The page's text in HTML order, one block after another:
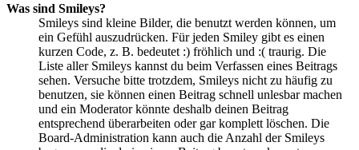
Was sind Smileys?
Smileys sind kleine Bilder, die benutzt werden können, um
ein Gefühl auszudrücken. Für jeden Smiley gibt es einen
kurzen Code, z. B. bedeutet :) fröhlich und :( traurig. Die
Liste aller Smileys kannst du beim Verfassen eines Beitrags
sehen. Versuche bitte trotzdem, Smileys nicht zu häufig zu
benutzen, sie können einen Beitrag schnell unlesbar machen
und ein Moderator könnte deshalb deinen Beitrag
entsprechend überarbeiten oder gar komplett löschen. Die
Board-Administration kann auch die Anzahl der Smileys